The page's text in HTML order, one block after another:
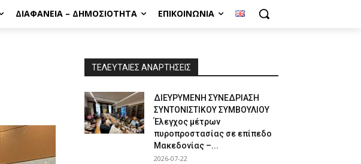
ΔΙΑΦΆΝΕΙΑ – ΔΗΜΟΣΙΌΤΗΤΑ ΕΠΙΚΟΙΝΩΝΊΑ
ΤΕΛΕΥΤΑΙΕΣ ΑΝΑΡΤΗΣΕΙΣ
ΔΙΕΥΡΥΜΕΝΗ ΣΥΝΕΔΡΙΑΣΗ
ΣΥΝΤΟΝΙΣΤΙΚΟΥ ΣΥΜΒΟΥΛΙΟΥ
Έλεγχος μέτρων
πυροπροστασίας σε επίπεδο
Μακεδονίας –...
2026-07-22